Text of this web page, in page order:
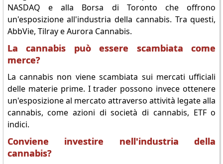
NASDAQ e alla Borsa di Toronto che offrono
un'esposizione all'industria della cannabis. Tra questi,
AbbVie, Tilray e Aurora Cannabis.
La cannabis può essere scambiata come
merce?
La cannabis non viene scambiata sui mercati ufficiali
delle materie prime. I trader possono invece ottenere
un'esposizione al mercato attraverso attività legate alla
cannabis, come azioni di società di cannabis, ETF o
indici.
Conviene investire nell'industria della
cannabis?